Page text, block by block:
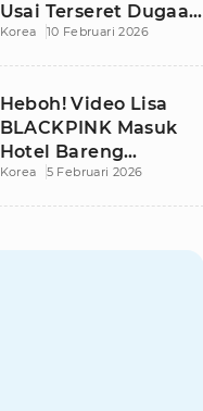
Usai Terseret Dugaan
Penggelapan Pajak
Korea 10 Februari 2026
Heboh! Video Lisa
BLACKPINK Masuk
Hotel Bareng
Frederic Arnault Picu
Korea 5 Februari 2026